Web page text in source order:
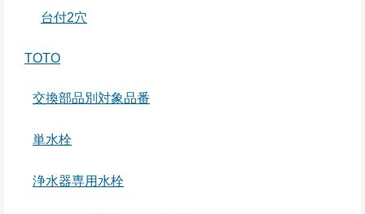
台付2穴
TOTO
交換部品別対象品番
単水栓
浄水器専用水栓